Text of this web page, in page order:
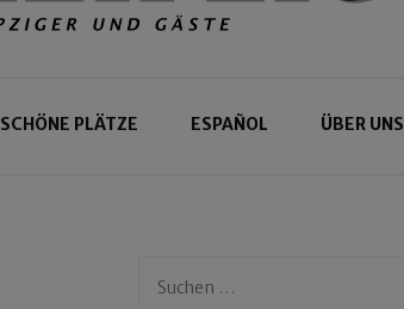
SCHÖNE PLÄTZE ESPAÑOL ÜBER UNS
Suchen